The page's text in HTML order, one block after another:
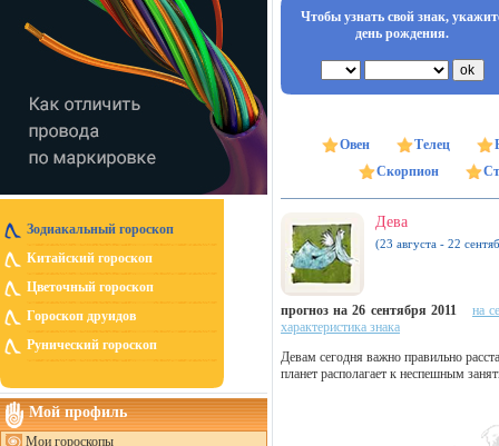
Зодиакальный гороскоп
Китайский гороскоп
Цветочный гороскоп
Гороскоп друидов
Рунический гороскоп
Мой профиль
Мои гороскопы
Чтобы узнать свой знак,
день рождения.
Овен Телец
Скорпион
Дева
(23 августа - 22
прогноз на 26 сентября 2011
на
характеристика знака
Девам сегодня важно правильно
планет располагает к неспешным